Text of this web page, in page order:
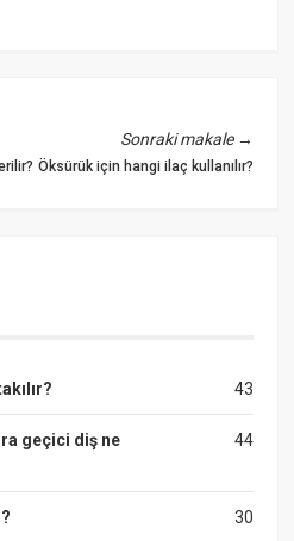
Sonraki makale→
Öksürük için hangi ilaç kullanılır?
43
44
geçici diş ne
30